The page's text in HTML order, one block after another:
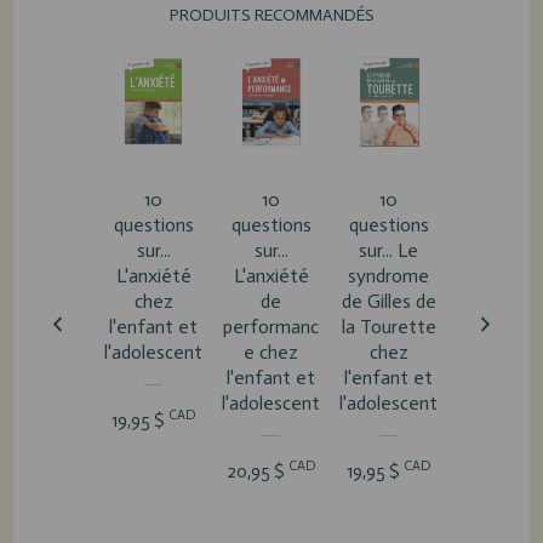
PRODUITS RECOMMANDÉS
10
questions
sur...
L'anxiété
chez
l'enfant et
l'adolescent
19,95 $ CAD
10
questions
sur...
L'anxiété
de
performanc
e chez
l'enfant et
l'adolescent
20,95 $ CAD
10
questions
sur... Le
syndrome
de Gilles de
la Tourette
chez
l'enfant et
l'adolescent
19,95 $ CAD